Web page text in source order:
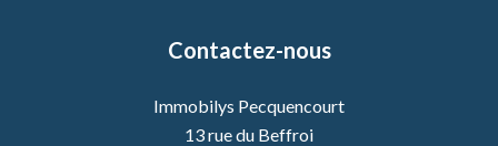
Contactez-nous
Immobilys Pecquencourt
13 rue du Beffroi